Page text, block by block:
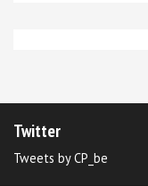
Twitter
Tweets by CP_be